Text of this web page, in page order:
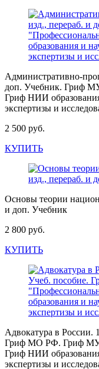
Административно-
доп. Учебник. Гриф
Гриф НИИ
экспертизы и
2 500 руб.
КУПИТЬ
Основы теории
и доп. Учебник
2 800 руб.
КУПИТЬ
Адвокатура в России.
Гриф МО РФ. Гриф
Гриф НИИ
экспертизы и